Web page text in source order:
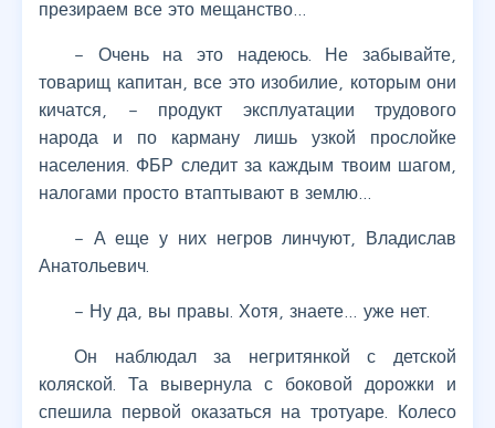
презираем все это мещанство…
– Очень на это надеюсь. Не забывайте,
товарищ капитан, все это изобилие, которым они
кичатся, – продукт эксплуатации трудового
народа и по карману лишь узкой прослойке
населения. ФБР следит за каждым твоим шагом,
налогами просто втаптывают в землю…
– А еще у них негров линчуют, Владислав
Анатольевич.
– Ну да, вы правы. Хотя, знаете… уже нет.
Он наблюдал за негритянкой с детской
коляской. Та вывернула с боковой дорожки и
спешила первой оказаться на тротуаре. Колесо